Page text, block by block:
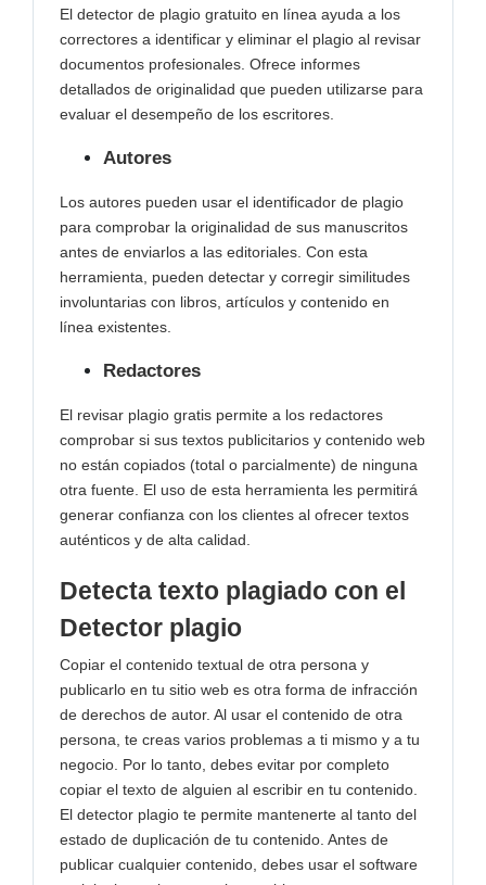
El detector de plagio gratuito en línea ayuda a los
correctores a identificar y eliminar el plagio al revisar
documentos profesionales. Ofrece informes
detallados de originalidad que pueden utilizarse para
evaluar el desempeño de los escritores.
Autores
Los autores pueden usar el identificador de plagio
para comprobar la originalidad de sus manuscritos
antes de enviarlos a las editoriales. Con esta
herramienta, pueden detectar y corregir similitudes
involuntarias con libros, artículos y contenido en
línea existentes.
Redactores
El revisar plagio gratis permite a los redactores
comprobar si sus textos publicitarios y contenido web
no están copiados (total o parcialmente) de ninguna
otra fuente. El uso de esta herramienta les permitirá
generar confianza con los clientes al ofrecer textos
auténticos y de alta calidad.
Detecta texto plagiado con el
Detector plagio
Copiar el contenido textual de otra persona y
publicarlo en tu sitio web es otra forma de infracción
de derechos de autor. Al usar el contenido de otra
persona, te creas varios problemas a ti mismo y a tu
negocio. Por lo tanto, debes evitar por completo
copiar el texto de alguien al escribir en tu contenido.
El detector plagio te permite mantenerte al tanto del
estado de duplicación de tu contenido. Antes de
publicar cualquier contenido, debes usar el software